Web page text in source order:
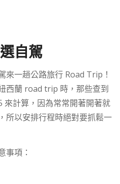
自駕
來一趟公路旅行 Road Trip！
西蘭 road trip 時，那些查到
來計算，因為常常開著開著就
所以安排行程時絕對要抓鬆一
事項：